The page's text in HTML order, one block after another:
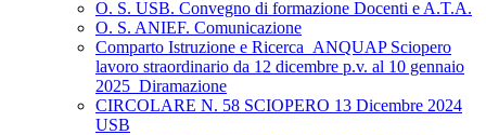
O. S. USB. Convegno di formazione Docenti e A.T.A.
O. S. ANIEF. Comunicazione
Comparto Istruzione e Ricerca_ANQUAP Sciopero
lavoro straordinario da 12 dicembre p.v. al 10 gennaio
2025_Diramazione
CIRCOLARE N. 58 SCIOPERO 13 Dicembre 2024
USB